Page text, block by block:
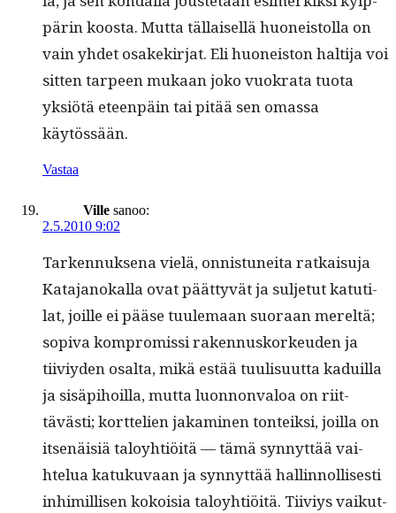
pärin koos­ta. Mut­ta täl­laisel­lä huoneis­tol­la on
vain yhdet osakekir­jat. Eli huoneis­ton halti­ja voi
sit­ten tarpeen mukaan joko vuokra­ta tuo­ta
yksiötä eteen­päin tai pitää sen omas­sa
käytössään.
Vastaa
Ville sanoo:
2.5.2010 9:02
Tarken­nuk­se­na vielä, onnis­tunei­ta ratkaisu­ja
Kata­janokalla ovat päät­tyvät ja sul­je­tut katu­ti­
lat, joille ei pääse tuule­maan suo­raan mereltä;
sopi­va kom­pro­mis­si raken­nusko­rkeu­den ja
tiiviy­den osalta, mikä estää tuulisu­ut­ta kaduil­la
ja sisäpi­hoil­la, mut­ta luon­non­va­l­oa on riit­
tävästi; kort­telien jakami­nen ton­teik­si, joil­la on
itsenäisiä taloy­htiöitä — tämä syn­nyt­tää vai­
htelua katuku­vaan ja syn­nyt­tää hallinnol­lis­es­ti
inhimil­lisen kokoisia taloy­htiöitä. Tiiviys vaikut­